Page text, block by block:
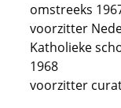
omstreeks
voorzitter
Katholieke
1968
voorzitter